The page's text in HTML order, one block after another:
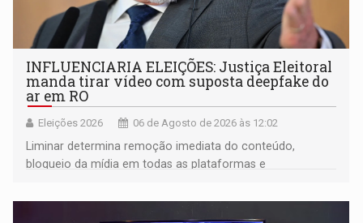
INFLUENCIARIA ELEIÇÕES: Justiça Eleitoral
manda tirar vídeo com suposta deepfake do
ar em RO
Eleições 2026 06 de Agosto de 2026 às 12:02
Liminar determina remoção imediata do conteúdo,
bloqueio da mídia em todas as plataformas e